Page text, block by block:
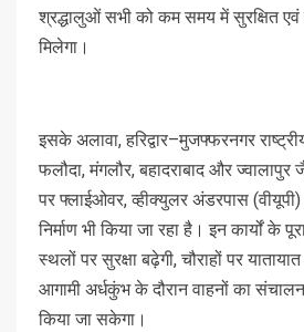
श्रद्धालुओं सभी को कम समय में सुरक्षित एवं
मिलेगा।
इसके अलावा, हरिद्वार–मुजफ्फरनगर
फलौदा, मंगलौर, बहादराबाद और
पर फ्लाईओवर, व्हीक्युलर अंडरपास (वीयूपी)
निर्माण भी किया जा रहा है। इन कार्यों के
स्थलों पर सुरक्षा बढ़ेगी, चौराहों पर
आगामी अर्धकुंभ के दौरान वाहनों का
किया जा सकेगा।